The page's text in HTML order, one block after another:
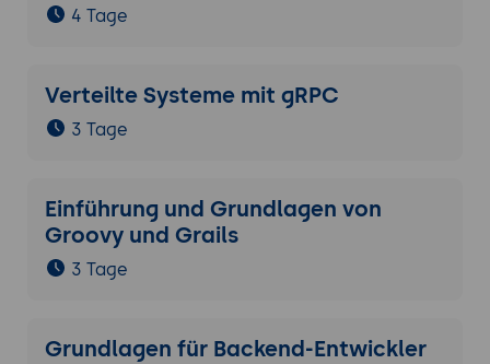
4 Tage
Verteilte Systeme mit gRPC
3 Tage
Einführung und Grundlagen von
Groovy und Grails
3 Tage
Grundlagen für Backend-Entwickler